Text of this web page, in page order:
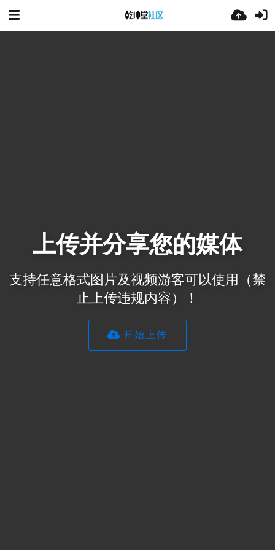
上传并分享您的媒体
支持任意格式图片及视频游客可以使用（禁
止上传违规内容）！
开始上传